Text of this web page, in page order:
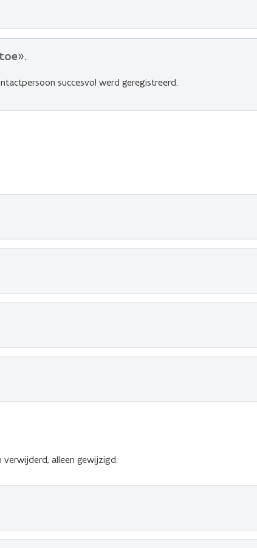
».
succesvol werd geregistreerd.
alleen gewijzigd.